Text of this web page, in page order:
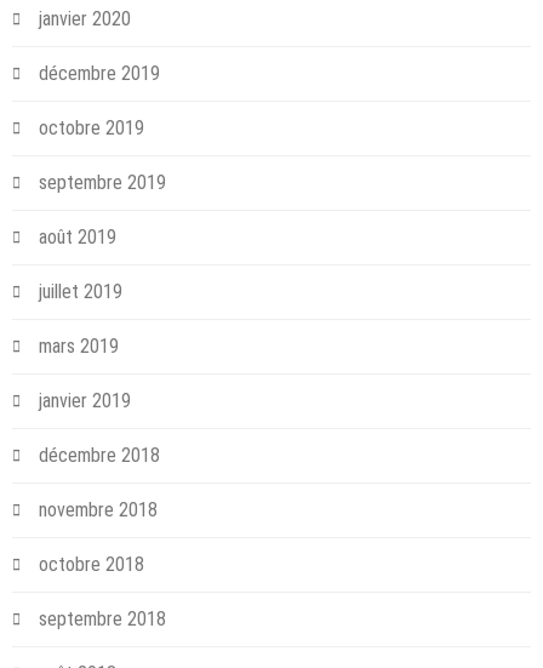
janvier 2020
décembre 2019
octobre 2019
septembre 2019
août 2019
juillet 2019
mars 2019
janvier 2019
décembre 2018
novembre 2018
octobre 2018
septembre 2018